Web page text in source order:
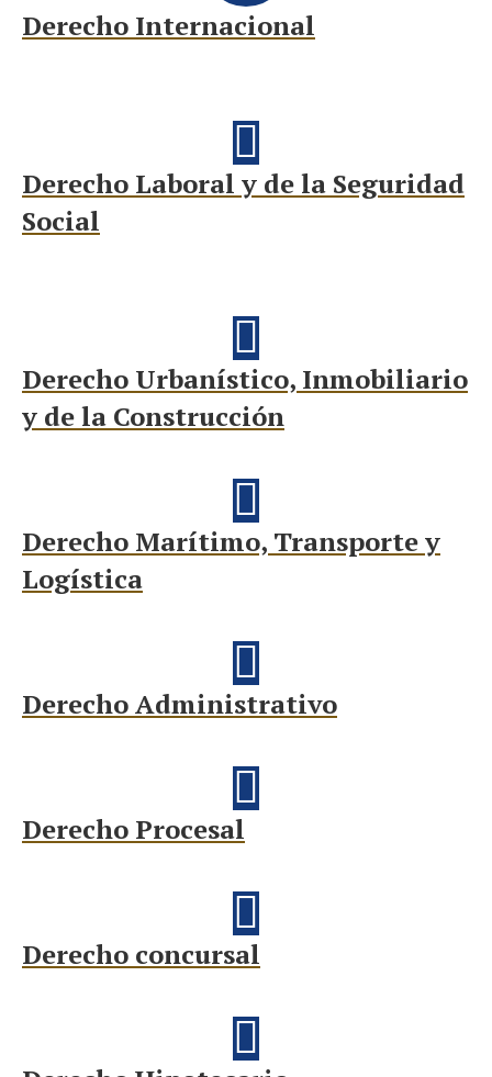
Derecho Internacional
Derecho Laboral y de la Seguridad
Social
Derecho Urbanístico, Inmobiliario
y de la Construcción
Derecho Marítimo, Transporte y
Logística
Derecho Administrativo
Derecho Procesal
Derecho concursal